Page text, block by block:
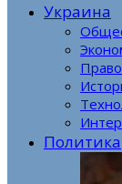
Украина
Право
Политика